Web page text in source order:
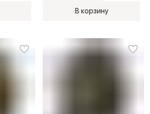
В корзину